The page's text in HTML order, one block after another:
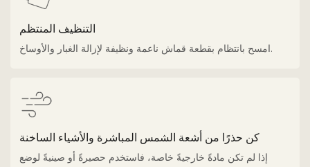
التنظيف المنتظم
امسح بانتظام بقطعة قماش ناعمة ونظيفة لإزالة الغبار والأوساخ.
كن حذرًا من أشعة الشمس المباشرة والأشياء الساخنة
إذا لم تكن مادةً خارجيةً خاصة، فاستخدم حصيرةً أو صينيةً لوضع